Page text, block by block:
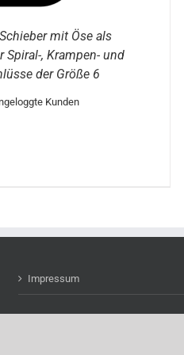
mit Öse als
, Krampen- und
der Größe 6
Kunden
Impressum